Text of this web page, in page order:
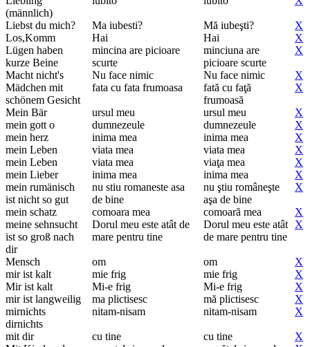
(männlich)
Liebst du mich? Ma iubesti? Mă iubeşti?
X
Los,Komm
Hai Hai
X
Lügen haben
kurze Beine
mincina are picioare
scurte
minciuna are
picioare scurte
X
Macht nicht's Nu face nimic Nu face nimic
X
Mädchen mit
schönem Gesicht
fata cu fata frumoasa
fată cu faţă
frumoasă
X
Mein Bär ursul meu ursul meu
X
mein gott o
dumnezeule dumnezeule
X
mein herz
inima mea inima mea
X
mein Leben
viata mea viata mea
X
mein Leben
viata mea viaţa mea
X
mein Lieber
inima mea inima mea
X
mein rumänisch
ist nicht so gut
nu stiu romaneste asa
de bine
nu ştiu româneşte
aşa de bine
X
mein schatz comoara mea comoară mea
X
meine sehnsucht
ist so groß nach
dir
Dorul meu este atât de
mare pentru tine
Dorul meu este atât
de mare pentru tine
X
Mensch om om
X
mir ist kalt
mie frig mie frig
X
Mir ist kalt
Mi-e frig Mi-e frig
X
mir ist langweilig
ma plictisesc mă plictisesc
X
mirnichts
dirnichts
nitam-nisam nitam-nisam X
mit dir cu tine cu tine
X